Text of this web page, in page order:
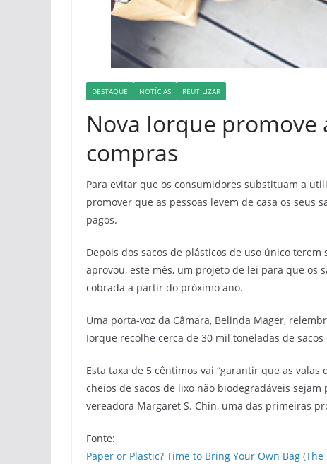
DESTAQUE NOTÍCIAS REUTILIZAR
Nova Iorque promove
compras
Para evitar que os consumidores substituam a
promover que as pessoas levem de casa os seus
pagos.
Depois dos sacos de plásticos de uso único
aprovou, este mês, um projeto de lei para que os
cobrada a partir do próximo ano.
Uma porta-voz da Câmara, Belinda Mager,
Iorque recolhe cerca de 30 mil toneladas de
Esta taxa de 5 cêntimos vai “garantir que as
cheios de sacos de lixo não biodegradáveis
vereadora Margaret S. Chin, uma das primeiras
Fonte:
Paper or Plastic? Time to Bring Your Own Bag (The